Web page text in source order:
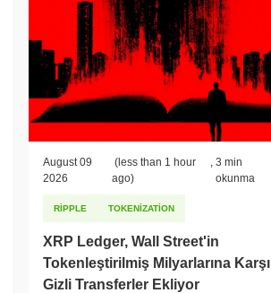
August 09
2026
(less than 1 hour
ago)
3 min
okunma
RIPPLE TOKENIZATION
XRP Ledger, Wall Street'in
Tokenleştirilmiş Milyarlarına Karşı
Gizli Transferler Ekliyor